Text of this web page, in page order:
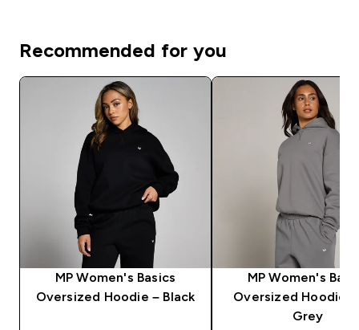
Recommended for you
MP Women's Basics
Oversized Hoodie – Black
MP Women's
Oversized Hoodie -
Grey